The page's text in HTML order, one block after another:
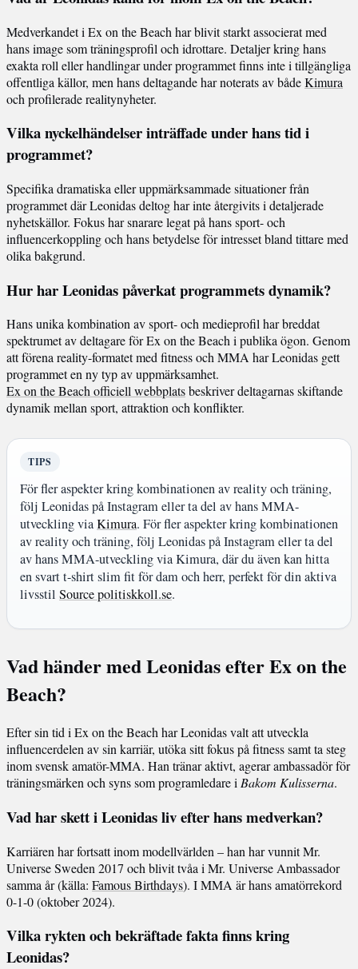
Medverkandet i Ex on the Beach har blivit starkt associerat med
hans image som träningsprofil och idrottare. Detaljer kring hans
exakta roll eller handlingar under programmet finns inte i tillgängliga
offentliga källor, men hans deltagande har noterats av bådeKimura
och profilerade realitynyheter.
Vilka nyckelhändelser inträffade under hans tid i
programmet?
Specifika dramatiska eller uppmärksammade situationer från
programmet där Leonidas deltog har inte återgivits i detaljerade
nyhetskällor. Fokus har snarare legat på hans sport- och
influencerkoppling och hans betydelse för intresset bland tittare med
olika bakgrund.
Hur har Leonidas påverkat programmets dynamik?
Hans unika kombination av sport- och medieprofil har breddat
spektrumet av deltagare för Ex on the Beach i publika ögon. Genom
att förena reality-formatet med fitness och MMA har Leonidas gett
programmet en ny typ av uppmärksamhet.
Ex on the Beach officiell webbplatsbeskriver deltagarnas skiftande
dynamik mellan sport, attraktion och konflikter.
TIPS
För fler aspekter kring kombinationen av reality och träning,
följ Leonidas på Instagram eller ta del av hans MMA-
utveckling viaKimura. För fler aspekter kring kombinationen
av reality och träning, följ Leonidas på Instagram eller ta del
av hans MMA-utveckling via Kimura, där du även kan hitta
en svart t-shirt slim fit för dam och herr, perfekt för din aktiva
livsstil Source politiskkoll.se.
Vad händer med Leonidas efter Ex on the
Beach?
Efter sin tid i Ex on the Beach har Leonidas valt att utveckla
influencerdelen av sin karriär, utöka sitt fokus på fitness samt ta steg
inom svensk amatör-MMA. Han tränar aktivt, agerar ambassadör för
träningsmärken och syns som programledare iBakom Kulisserna.
Vad har skett i Leonidas liv efter hans medverkan?
Karriären har fortsatt inom modellvärlden – han har vunnit Mr.
Universe Sweden 2017 och blivit tvåa i Mr. Universe Ambassador
samma år (källa: Famous Birthdays). I MMA är hans amatörrekord
0-1-0 (oktober 2024).
Vilka rykten och bekräftade fakta finns kring
Leonidas?